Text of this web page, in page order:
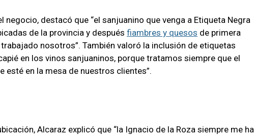
negocio, destacó que “el sanjuanino que venga a Etiqueta Negra
de la provincia y después fiambres y quesos de primera
nosotros”. También valoró la inclusión de etiquetas
en los vinos sanjuaninos, porque tratamos siempre que el
esté en la mesa de nuestros clientes”.
Alcaraz explicó que “la Ignacio de la Roza siempre me ha